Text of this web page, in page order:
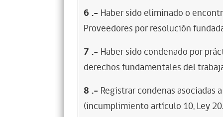
6 .- Haber sido eliminado o
Proveedores por resolución
7 .- Haber sido condenado por
derechos fundamentales del
8 .- Registrar condenas asociadas
(incumplimiento artículo 10, Ley